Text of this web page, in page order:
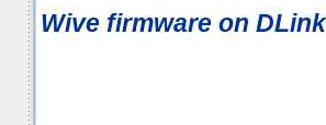
Wive firmware on